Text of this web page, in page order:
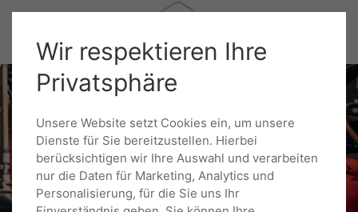
Wir respektieren Ihre
Privatsphäre
Unsere Website setzt Cookies ein, um unsere
Dienste für Sie bereitzustellen. Hierbei
berücksichtigen wir Ihre Auswahl und verarbeiten
nur die Daten für Marketing, Analytics und
Personalisierung, für die Sie uns Ihr